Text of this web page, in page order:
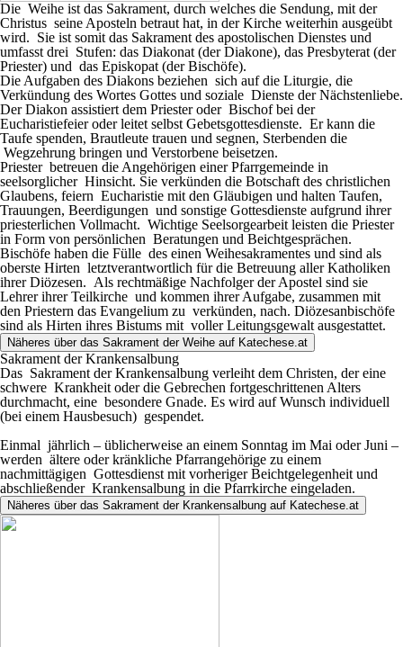
Die Weihe ist das Sakrament, durch welches die Sendung, mit der
Christus seine Aposteln betraut hat, in der Kirche weiterhin ausgeübt
wird. Sie ist somit das Sakrament des apostolischen Dienstes und
umfasst drei Stufen: das Diakonat (der Diakone), das Presbyterat (der
Priester) und das Episkopat (der Bischöfe).
Die Aufgaben des Diakons beziehen sich auf die Liturgie, die
Verkündung des Wortes Gottes und soziale Dienste der Nächstenliebe.
Der Diakon assistiert dem Priester oder Bischof bei der
Eucharistiefeier oder leitet selbst Gebetsgottesdienste. Er kann die
Taufe spenden, Brautleute trauen und segnen, Sterbenden die
Wegzehrung bringen und Verstorbene beisetzen.
Priester betreuen die Angehörigen einer Pfarrgemeinde in
seelsorglicher Hinsicht. Sie verkünden die Botschaft des christlichen
Glaubens, feiern Eucharistie mit den Gläubigen und halten Taufen,
Trauungen, Beerdigungen und sonstige Gottesdienste aufgrund ihrer
priesterlichen Vollmacht. Wichtige Seelsorgearbeit leisten die Priester
in Form von persönlichen Beratungen und Beichtgesprächen.
Bischöfe haben die Fülle des einen Weihesakramentes und sind als
oberste Hirten letztverantwortlich für die Betreuung aller Katholiken
ihrer Diözesen. Als rechtmäßige Nachfolger der Apostel sind sie
Lehrer ihrer Teilkirche und kommen ihrer Aufgabe, zusammen mit
den Priestern das Evangelium zu verkünden, nach. Diözesanbischöfe
sind als Hirten ihres Bistums mit voller Leitungsgewalt ausgestattet.
Näheres über das Sakrament der Weihe auf Katechese.at
Sakrament der Krankensalbung
Das Sakrament der Krankensalbung verleiht dem Christen, der eine
schwere Krankheit oder die Gebrechen fortgeschrittenen Alters
durchmacht, eine besondere Gnade. Es wird auf Wunsch individuell
(bei einem Hausbesuch) gespendet.
Einmal jährlich – üblicherweise an einem Sonntag im Mai oder Juni –
werden ältere oder kränkliche Pfarrangehörige zu einem
nachmittägigen Gottesdienst mit vorheriger Beichtgelegenheit und
abschließender Krankensalbung in die Pfarrkirche eingeladen.
Näheres über das Sakrament der Krankensalbung auf Katechese.at